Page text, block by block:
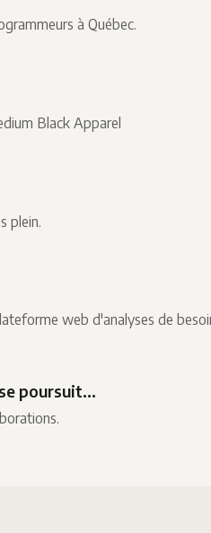
à Québec.
Black Apparel
plein.
web d'analyses de
poursuit...